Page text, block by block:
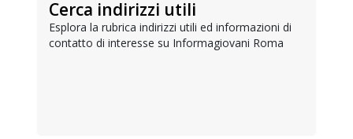
Cerca indirizzi utili
Esplora la rubrica indirizzi utili ed informazioni di
contatto di interesse su Informagiovani Roma